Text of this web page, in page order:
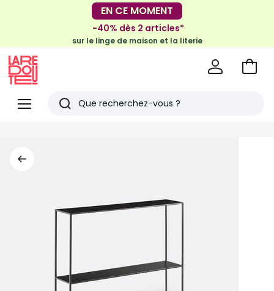
-30€ tous les 100€*
sur le meuble & la déco
EN CE MOMENT
-40% dès 2 articles*
sur le linge de maison et la literie
Menu
Redoute
Rechercher
Voir